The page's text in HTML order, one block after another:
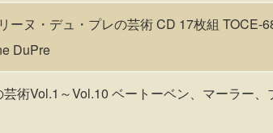
ーヌ・デュ・プレの芸術 CD 17枚組 TOCE-
DuPre
芸術Vol.1～Vol.10 ベートーベン、マーラー